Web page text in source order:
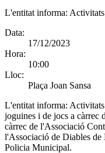
L'entitat informa:
Data:
17/12/2023
Hora:
10:00
Lloc:
Plaça Joan Sansa
L'entitat informa:
joguines i de jocs a càrrec
càrrec de l'Associació
l'Associació de Diables
Policia Municipal.